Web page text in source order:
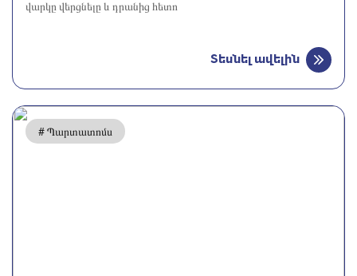
վարկը վերցնելը և դրանից հետո
Տեսնել ավելին
# Պարտատոմս